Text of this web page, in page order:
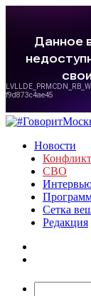
Новости
СВО
Сетка
Редакция